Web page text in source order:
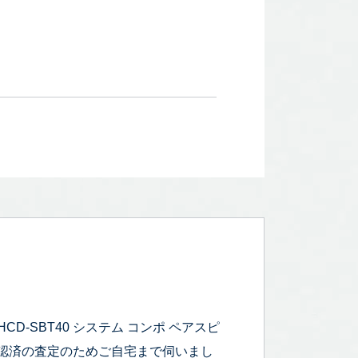
SBT40 システム コンポ ペアスピ
済の査定のためご自宅まで伺いまし